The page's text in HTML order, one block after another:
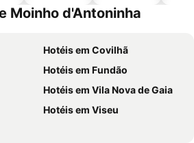
Moinho d'Antoninha
Hotéis em Covilhã
Hotéis em Fundão
Hotéis em Vila Nova de Gaia
Hotéis em Viseu